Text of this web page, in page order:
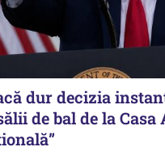
dur decizia
de bal de la Casa